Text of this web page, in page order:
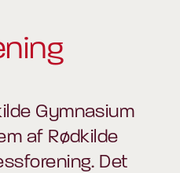
Gymnasium
af Rødkilde
Det